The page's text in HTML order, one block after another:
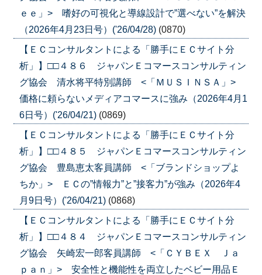
ｅｅ」> 嗜好の可視化と導線設計で”選べない”を解決
（2026年4月23日号）('26/04/28) (0870)
【ＥＣコンサルタントによる「勝手にＥＣサイト分
析」】□□４８６ ジャパンＥコマースコンサルティン
グ協会 清水将平特別講師 <「ＭＵＳＩＮＳＡ」>
価格に頼らないメディアコマースに強み（2026年4月1
6日号）('26/04/21) (0869)
【ＥＣコンサルタントによる「勝手にＥＣサイト分
析」】□□４８５ ジャパンＥコマースコンサルティン
グ協会 豊島恵太客員講師 <「ブランドショップよ
ちか」> ＥＣの”情報力”と”接客力”が強み（2026年4
月9日号）('26/04/21) (0868)
【ＥＣコンサルタントによる「勝手にＥＣサイト分
析」】□□４８４ ジャパンＥコマースコンサルティン
グ協会 矢崎宏一郎客員講師 <「ＣＹＢＥＸ Ｊａ
ｐａｎ」> 安全性と機能性を両立したベビー用品Ｅ